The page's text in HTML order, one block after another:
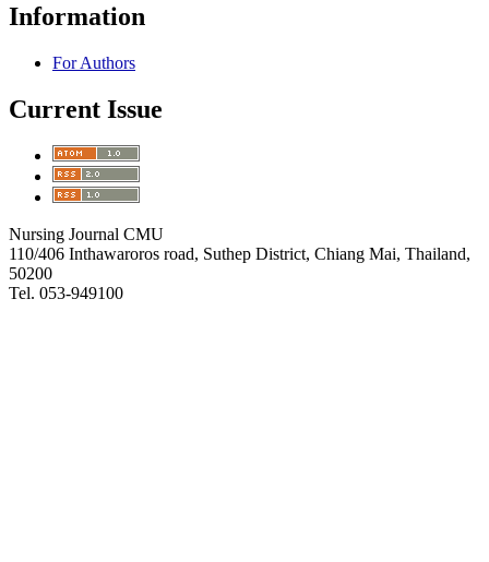
Information
For Authors
Current Issue
Nursing Journal CMU
110/406 Inthawaroros road, Suthep District, Chiang Mai, Thailand,
50200
Tel. 053-949100